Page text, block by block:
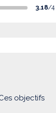
3.18/4
objectifs